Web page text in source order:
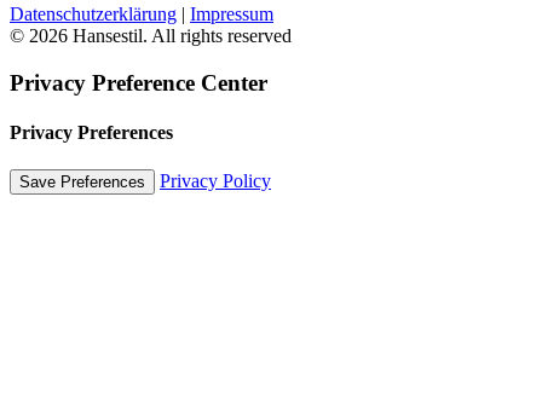
Datenschutzerklärung | Impressum
© 2026 Hansestil. All rights reserved
Privacy Preference Center
Privacy Preferences
Privacy Policy